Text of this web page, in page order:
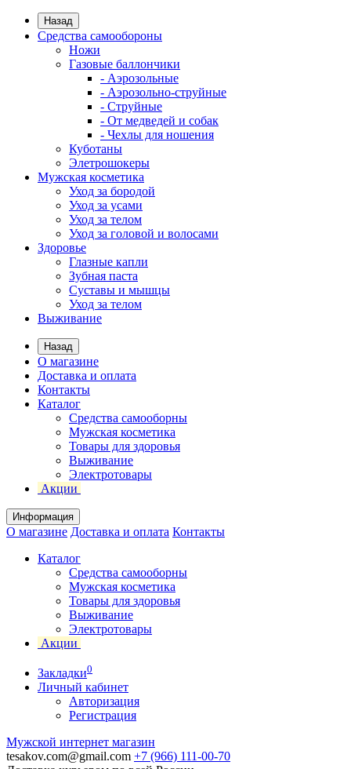
Назад
Средства самообороны
Ножи
Газовые баллончики
- Аэрозольные
- Аэрозольно-струйные
- Струйные
- От медведей и собак
- Чехлы для ношения
Куботаны
Элетрошокеры
Мужская косметика
Уход за бородой
Уход за усами
Уход за телом
Уход за головой и волосами
Здоровье
Глазные капли
Зубная паста
Суставы и мышцы
Уход за телом
Выживание
Назад
О магазине
Доставка и оплата
Контакты
Каталог
Средства самооборны
Мужская косметика
Товары для здоровья
Выживание
Электротовары
Акции
Информация
О магазине Доставка и оплата Контакты
Каталог
Средства самооборны
Мужская косметика
Товары для здоровья
Выживание
Электротовары
Акции
Закладки0
Личный кабинет
Авторизация
Регистрация
Мужской интернет магазин
tesakov.com@gmail.com +7 (966) 111-00-70